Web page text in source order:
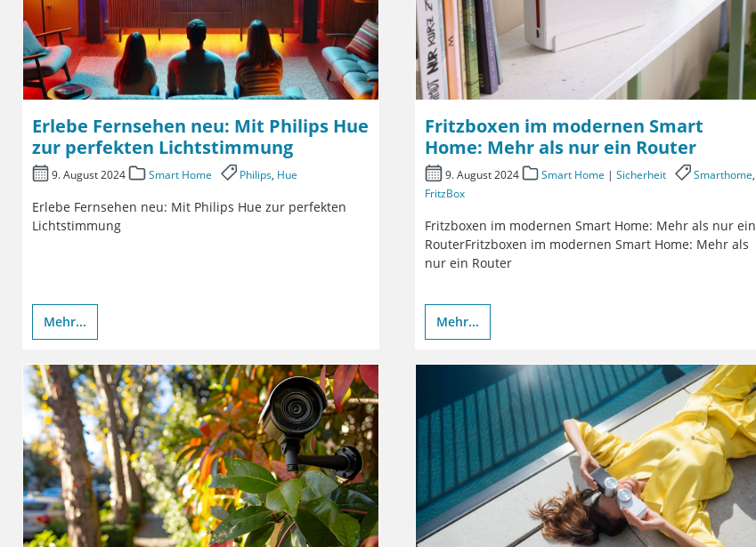
Erlebe Fernsehen neu: Mit Philips Hue
zur perfekten Lichtstimmung
9. August 2024 Smart Home Philips, Hue
Erlebe Fernsehen neu: Mit Philips Hue zur perfekten
Lichtstimmung
Mehr...
Fritzboxen im modernen Smart
Home: Mehr als nur ein Router
9. August 2024 Smart Home | Sicherheit Smarthome,
FritzBox
Fritzboxen im modernen Smart Home: Mehr als nur ein
RouterFritzboxen im modernen Smart Home: Mehr als
nur ein Router
Mehr...